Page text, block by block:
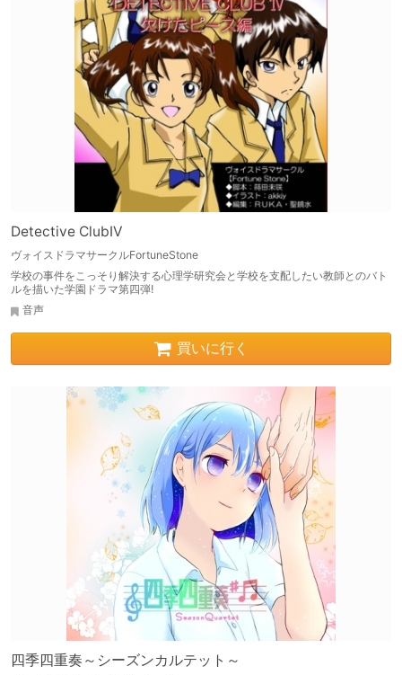
Detective ClubIV
ヴォイスドラマサークルFortuneStone
学校の事件をこっそり解決する心理学研究会と学校を支配したい教師とのバト
ルを描いた学園ドラマ第四弾!
音声
買いに行く
四季四重奏～シーズンカルテット～